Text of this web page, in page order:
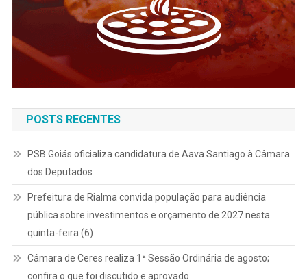
POSTS RECENTES
PSB Goiás oficializa candidatura de Aava Santiago à Câmara
dos Deputados
Prefeitura de Rialma convida população para audiência
pública sobre investimentos e orçamento de 2027 nesta
quinta-feira (6)
Câmara de Ceres realiza 1ª Sessão Ordinária de agosto;
confira o que foi discutido e aprovado